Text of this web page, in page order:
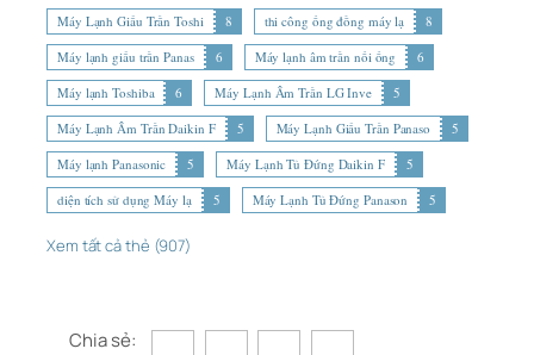
Máy Lạnh Giấu Trần Toshi
8 thi công ống đồng máy lạ
8
Máy lạnh giấu trần Panas
6 Máy lạnh âm trần nối ống
6
Máy lạnh Toshiba
6 Máy Lạnh Âm Trần LG Inve
5
Máy Lạnh Âm Trần Daikin F
5 Máy Lạnh Giấu Trần Panaso
5
Máy lạnh Panasonic
5 Máy Lạnh Tủ Đứng Daikin F
5
diện tích sử dụng Máy lạ
5 Máy Lạnh Tủ Đứng Panason 5
Xem tất cả thẻ (907)
Chia sẻ: